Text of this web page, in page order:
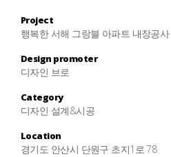
Project
행복한 서해 그랑블 아파트 내장공사
Design promoter
디자인 브로
Category
디자인 설계&시공
Location
경기도 안산시 단원구 초지1로 78